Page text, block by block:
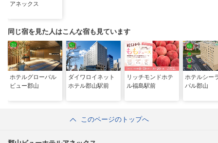
アネックス
同じ宿を見た人はこんな宿も見ています
ホテルグローバル
ビュー郡山
ダイワロイネット
ホテル郡山駅前
リッチモンドホテ
ル福島駅前
ホテルシー
パル郡山
このページのトップへ